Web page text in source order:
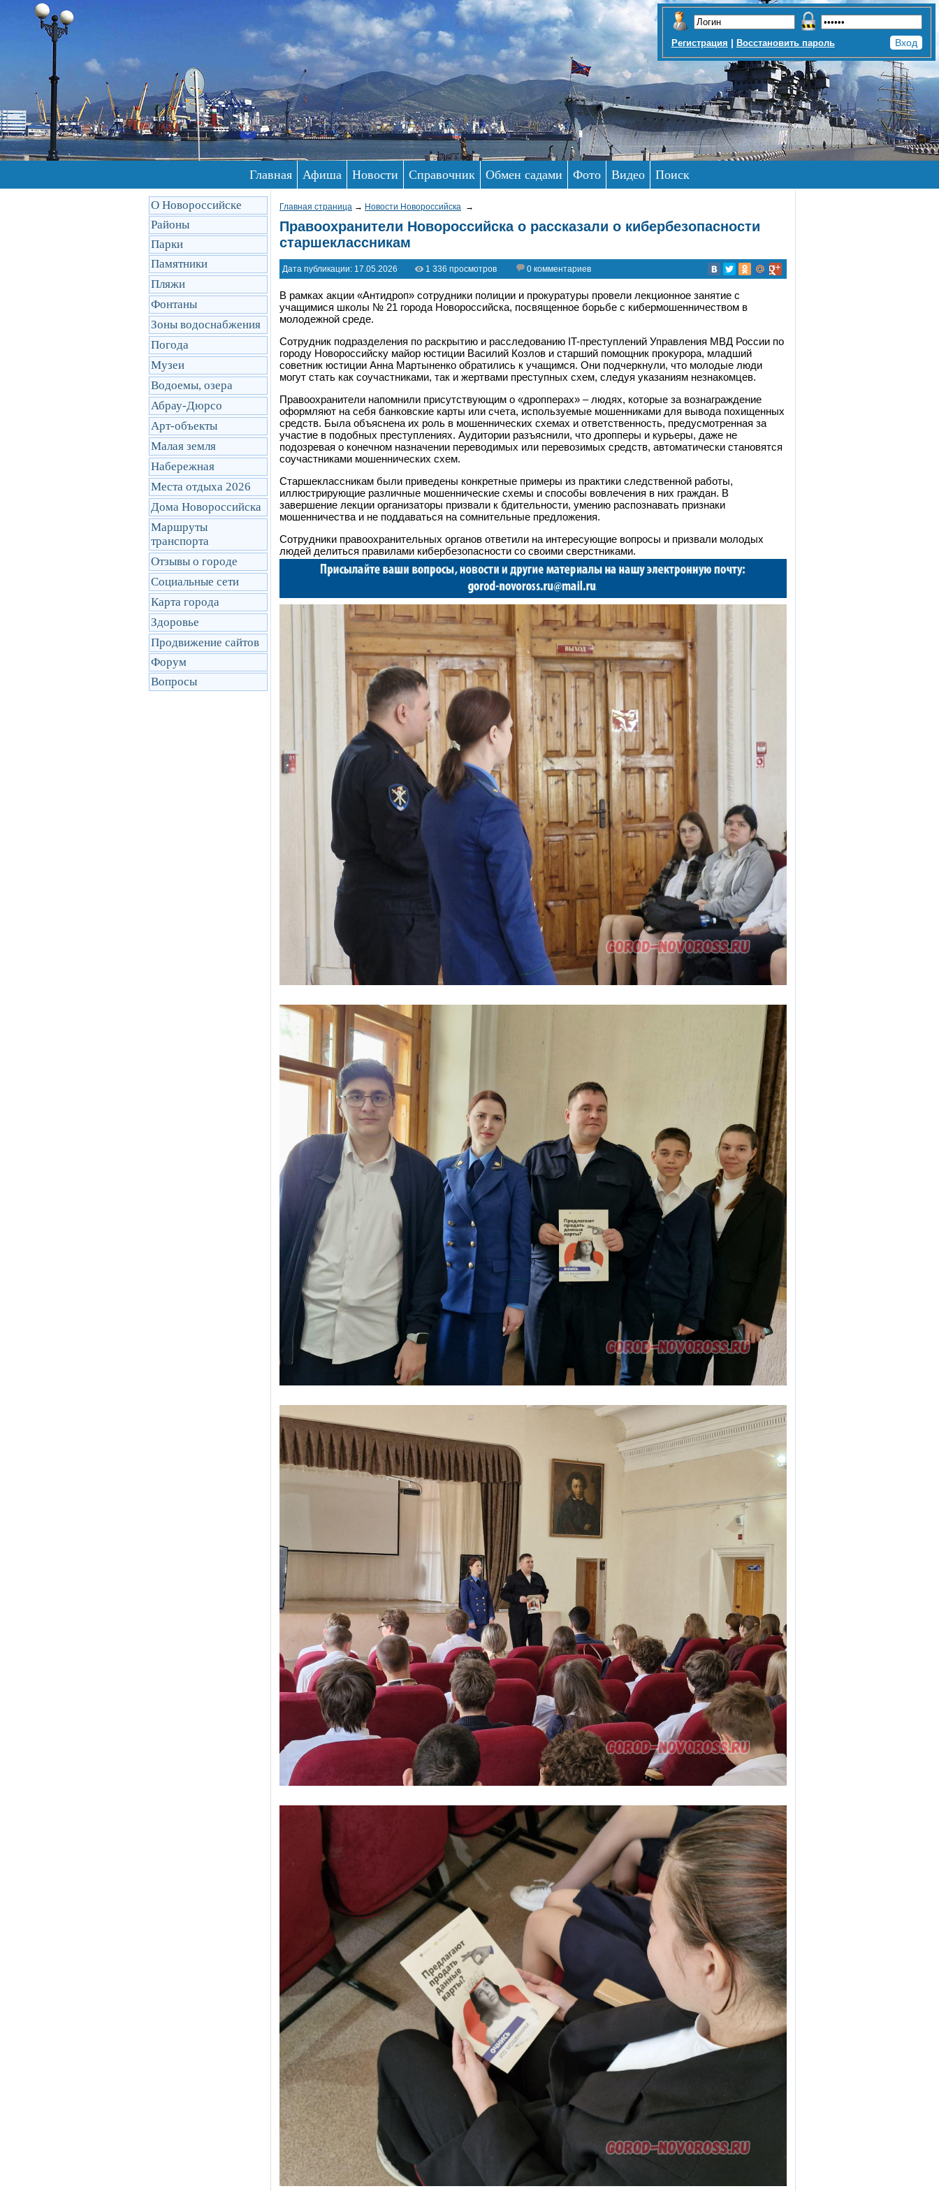
Регистрация | Восстановить пароль
Главная Афиша Новости Справочник Обмен садами Фото Видео Поиск
О Новороссийске
Районы
Парки
Памятники
Пляжи
Фонтаны
Зоны водоснабжения
Погода
Музеи
Водоемы, озера
Абрау-Дюрсо
Арт-объекты
Малая земля
Набережная
Места отдыха 2026
Дома Новороссийска
Маршруты
транcпорта
Отзывы о городе
Социальные сети
Карта города
Здоровье
Продвижение сайтов
Форум
Вопросы
Главная страница → Новости Новороссийска →
Правоохранители Новороссийска о рассказали о кибербезопасности
старшеклассникам
Дата публикации: 17.05.2026 1 336 просмотров 0 комментариев
В рамках акции «Антидроп» сотрудники полиции и прокуратуры провели лекционное занятие с
учащимися школы № 21 города Новороссийска, посвященное борьбе с кибермошенничеством в
молодежной среде.
Сотрудник подразделения по раскрытию и расследованию IT-преступлений Управления МВД России по
городу Новороссийску майор юстиции Василий Козлов и старший помощник прокурора, младший
советник юстиции Анна Мартыненко обратились к учащимся. Они подчеркнули, что молодые люди
могут стать как соучастниками, так и жертвами преступных схем, следуя указаниям незнакомцев.
Правоохранители напомнили присутствующим о «дропперах» – людях, которые за вознаграждение
оформляют на себя банковские карты или счета, используемые мошенниками для вывода похищенных
средств. Была объяснена их роль в мошеннических схемах и ответственность, предусмотренная за
участие в подобных преступлениях. Аудитории разъяснили, что дропперы и курьеры, даже не
подозревая о конечном назначении переводимых или перевозимых средств, автоматически становятся
соучастниками мошеннических схем.
Старшеклассникам были приведены конкретные примеры из практики следственной работы,
иллюстрирующие различные мошеннические схемы и способы вовлечения в них граждан. В
завершение лекции организаторы призвали к бдительности, умению распознавать признаки
мошенничества и не поддаваться на сомнительные предложения.
Сотрудники правоохранительных органов ответили на интересующие вопросы и призвали молодых
людей делиться правилами кибербезопасности со своими сверстниками.